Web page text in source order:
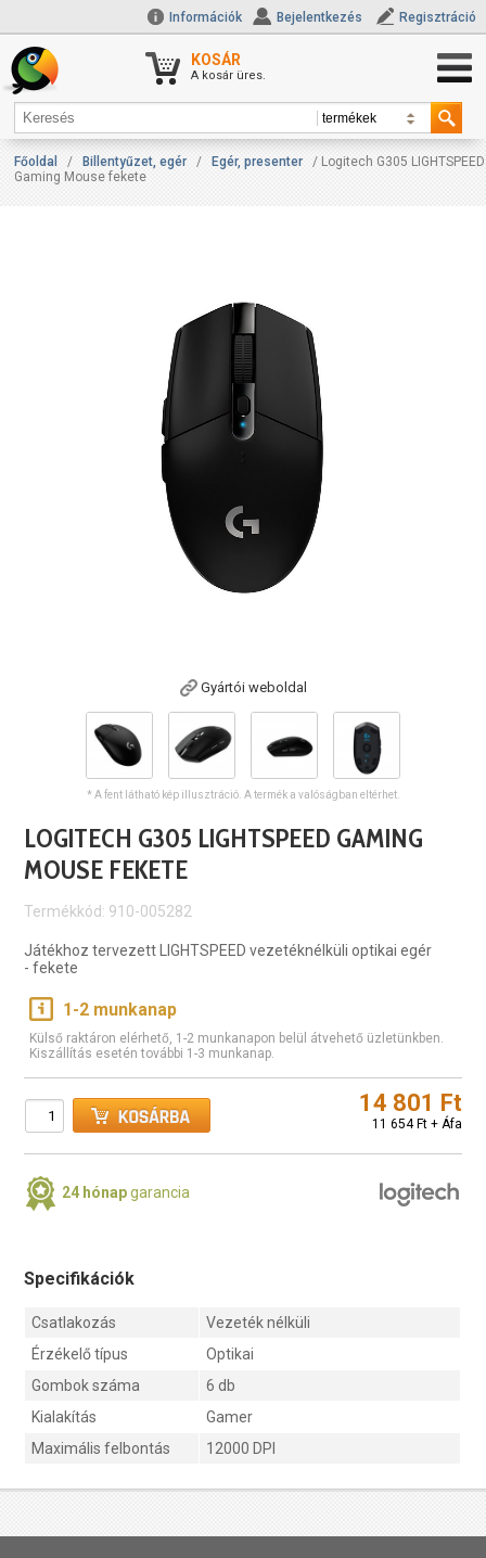
Információk Bejelentkezés Regisztráció
KOSÁR
A kosár üres.
Főoldal / Billentyűzet, egér / Egér, presenter
/ Logitech G305 LIGHTSPEED
Gaming Mouse fekete
Gyártói weboldal
* A fent látható kép illusztráció. A termék a valóságban eltérhet.
LOGITECH G305 LIGHTSPEED GAMING
MOUSE FEKETE
Termékkód: 910-005282
Játékhoz tervezett LIGHTSPEED vezetéknélküli optikai egér
- fekete
1-2 munkanap
Külső raktáron elérhető, 1-2 munkanapon belül átvehető üzletünkben.
Kiszállítás esetén további 1-3 munkanap.
14 801 Ft
11 654 Ft + Áfa
24 hónapgarancia
Specifikációk
Csatlakozás
Vezeték nélküli
Érzékelő típus
Optikai
Gombok száma
6 db
Kialakítás
Gamer
Maximális felbontás
12000 DPI